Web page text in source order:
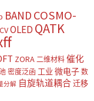
BAND COSMO-
OLED QATK
ZORA 二维材料 催化
密度泛函 工业 微电子 数
分解 自旋轨道耦合迁移